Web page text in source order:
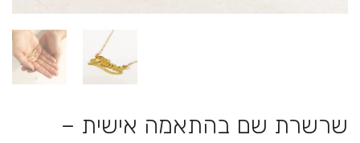
שרשרת שם בהתאמה אישית –